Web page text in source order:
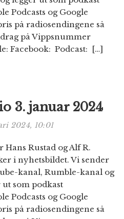
Podcasts og Google
på radiosendingene så
på Vippsnummer
Facebook: Podcast: […]
3. januar 2024
2024, 10:01
Hans Rustad og Alf R.
i nyhetsbildet. Vi sender
kanal, Rumble-kanal og
ut som podkast
Podcasts og Google
på radiosendingene så